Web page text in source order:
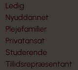
Ledig
Nyuddannet
Plejefamilier
Privatansat
Studerende
Tillidsrepræsentant